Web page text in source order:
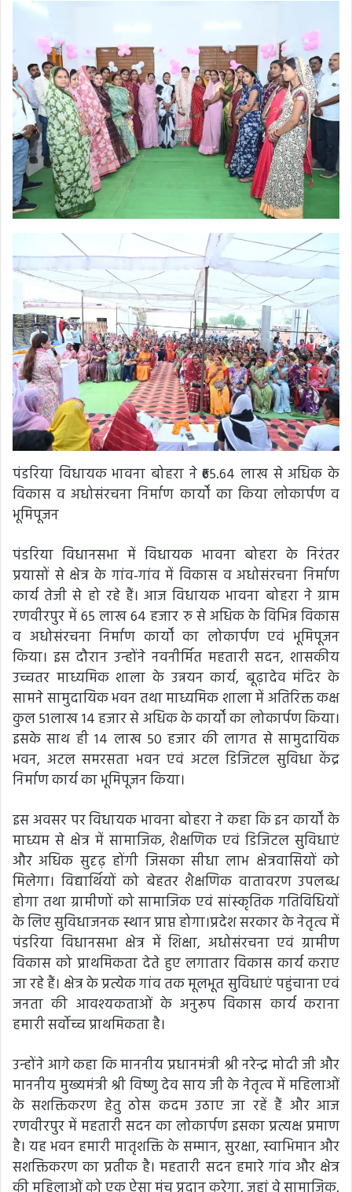
पंडरिया विधायक भावना बोहरा ने ₹65.64 लाख से अधिक के
विकास व अधोसंरचना निर्माण कार्यों का किया लोकार्पण व
भूमिपूजन
पंडरिया विधानसभा में विधायक भावना बोहरा के निरंतर
प्रयासों से क्षेत्र के गांव-गांव में विकास व अधोसंरचना निर्माण
कार्य तेजी से हो रहे हैं। आज विधायक भावना बोहरा ने ग्राम
रणवीरपुर में 65 लाख 64 हजार रु से अधिक के विभिन्न विकास
व अधोसंरचना निर्माण कार्यों का लोकार्पण एवं भूमिपूजन
किया। इस दौरान उन्होंने नवनीर्मित महतारी सदन, शासकीय
उच्चतर माध्यमिक शाला के उन्नयन कार्य, बूढ़ादेव मंदिर के
सामने सामुदायिक भवन तथा माध्यमिक शाला में अतिरिक्त कक्ष
कुल 51लाख 14 हजार से अधिक के कार्यों का लोकार्पण किया।
इसके साथ ही 14 लाख 50 हजार की लागत से सामुदायिक
भवन, अटल समरसता भवन एवं अटल डिजिटल सुविधा केंद्र
निर्माण कार्य का भूमिपूजन किया।
इस अवसर पर विधायक भावना बोहरा ने कहा कि इन कार्यों के
माध्यम से क्षेत्र में सामाजिक, शैक्षणिक एवं डिजिटल सुविधाएं
और अधिक सुदृढ़ होंगी जिसका सीधा लाभ क्षेत्रवासियों को
मिलेगा। विद्यार्थियों को बेहतर शैक्षणिक वातावरण उपलब्ध
होगा तथा ग्रामीणों को सामाजिक एवं सांस्कृतिक गतिविधियों
के लिए सुविधाजनक स्थान प्राप्त होगा।प्रदेश सरकार के नेतृत्व में
पंडरिया विधानसभा क्षेत्र में शिक्षा, अधोसंरचना एवं ग्रामीण
विकास को प्राथमिकता देते हुए लगातार विकास कार्य कराए
जा रहे हैं। क्षेत्र के प्रत्येक गांव तक मूलभूत सुविधाएं पहुंचाना एवं
जनता की आवश्यकताओं के अनुरूप विकास कार्य कराना
हमारी सर्वोच्च प्राथमिकता है।
उन्होंने आगे कहा कि माननीय प्रधानमंत्री श्री नरेन्द्र मोदी जी और
माननीय मुख्यमंत्री श्री विष्णु देव साय जी के नेतृत्व में महिलाओं
के सशक्तिकरण हेतु ठोस कदम उठाए जा रहें हैं और आज
रणवीरपुर में महतारी सदन का लोकार्पण इसका प्रत्यक्ष प्रमाण
है। यह भवन हमारी मातृशक्ति के सम्मान, सुरक्षा, स्वाभिमान और
सशक्तिकरण का प्रतीक है। महतारी सदन हमारे गांव और क्षेत्र